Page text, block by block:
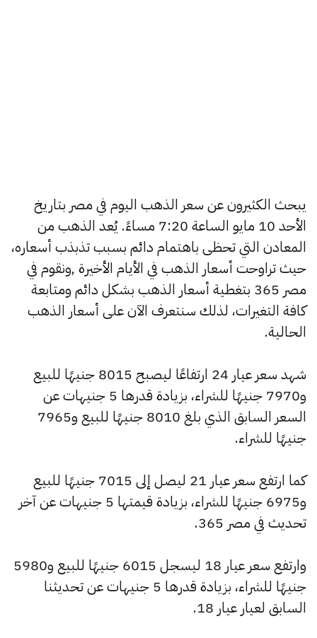
يبحث الكثيرون عن سعر الذهب اليوم في مصر بتاريخ
الأحد 10 مايو الساعة 7:20 مساءً. يُعد الذهب من
المعادن التي تحظى باهتمام دائم بسبب تذبذب أسعاره،
حيث تراوحت أسعار الذهب في الأيام الأخيرة ,ونقوم في
مصر 365 بتغطية أسعار الذهب بشكل دائم ومتابعة
كافة التغيرات، لذلك سنتعرف الآن على أسعار الذهب
الحالية.
شهد سعر عيار 24 ارتفاعًا ليصبح 8015 جنيهًا للبيع
و7970 جنيهًا للشراء، بزيادة قدرها 5 جنيهات عن
السعر السابق الذي بلغ 8010 جنيهًا للبيع و7965
جنيهًا للشراء.
كما ارتفع سعر عيار 21 ليصل إلى 7015 جنيهًا للبيع
و6975 جنيهًا للشراء، بزيادة قيمتها 5 جنيهات عن آخر
تحديث في مصر 365.
وارتفع سعر عيار 18 ليسجل 6015 جنيهًا للبيع و5980
جنيهًا للشراء، بزيادة قدرها 5 جنيهات عن تحديثنا
السابق لعيار عيار 18.